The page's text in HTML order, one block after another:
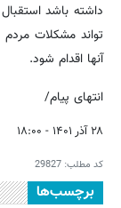
داشته باشد
تواند مشکلات مردم
آنها اقدام شود.
انتهای پیام/
۲۸ آذر ۱۴۰۱ - ۱۸:۰۰
کد مطلب: 29827
برچسب‌ها